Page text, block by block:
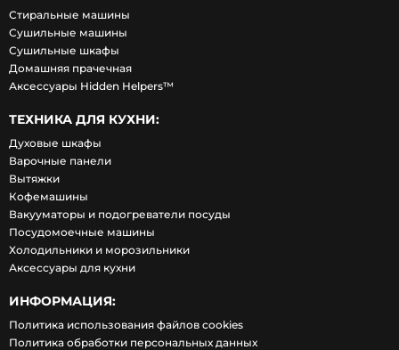
Стиральные машины
Сушильные машины
Сушильные шкафы
Домашняя прачечная
Аксессуары Hidden Helpers™
ТЕХНИКА ДЛЯ КУХНИ:
Духовые шкафы
Варочные панели
Вытяжки
Кофемашины
Вакууматоры и подогреватели посуды
Посудомоечные машины
Холодильники и морозильники
Аксессуары для кухни
ИНФОРМАЦИЯ:
Политика использования файлов cookies
Политика обработки персональных данных